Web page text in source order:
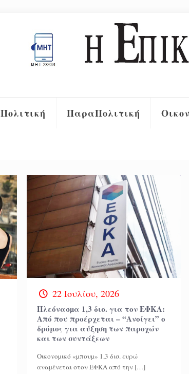
Πολιτική ΠαραΠολιτική
22 Ιουλίου, 2026
Πλεόνασµα 1,3 δισ. για τον ΕΦΚΑ:
Από που προέρχεται – “Ανοίγει” ο
δρόμος για αύξηση των παροχών
και των συντάξεων
Οικονοµικό «µπουµ» 1,3 δισ. ευρώ
αναµένεται στον ΕΦΚΑ από την […]